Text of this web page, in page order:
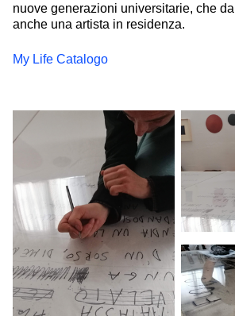
nuove generazioni universitarie, che
anche una artista in residenza.
My Life Catalogo